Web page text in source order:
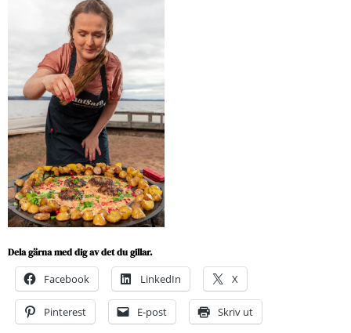
Dela gärna med dig av det du gillar.
Facebook LinkedIn X
Pinterest E-post Skriv ut